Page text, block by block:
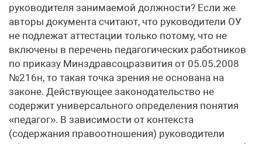
руководителя занимаемой должности? Если же
авторы документа считают, что руководители ОУ
не подлежат аттестации только потому, что не
включены в перечень педагогических работников
по приказу Минздравсоцразвития от 05.05.2008
№216н, то такая точка зрения не основана на
законе. Действующее законодательство не
содержит универсального определения понятия
«педагог». В зависимости от контекста
(содержания правоотношения) руководители